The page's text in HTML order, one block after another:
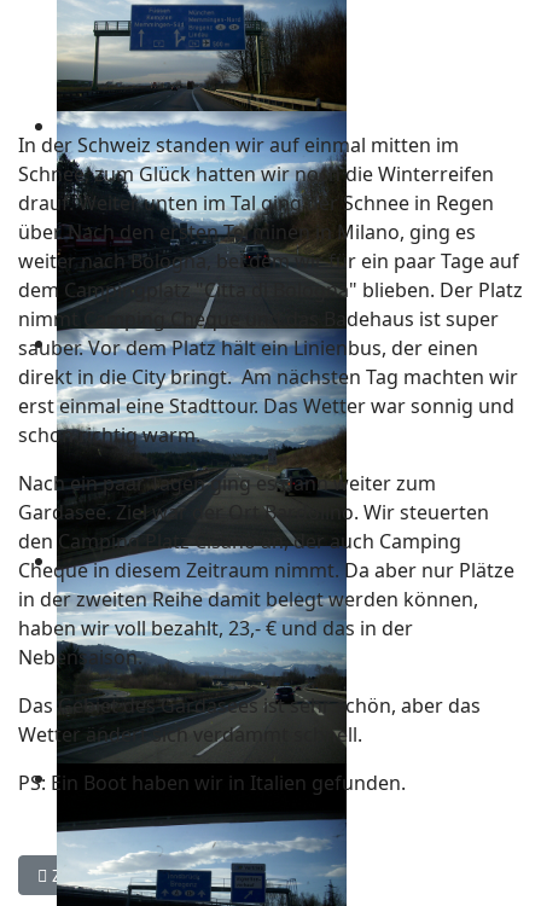
In der Schweiz standen wir auf einmal mitten im
Schnee, zum Glück hatten wir noch die Winterreifen
drauf. Weiter unten im Tal ging der Schnee in Regen
über. Nach den ersten Terminen in Milano, ging es
weiter nach Bologna, bei dem wir für ein paar Tage auf
dem Campingplatz "Citta di Bologna" blieben. Der Platz
nimmt Camping Cheque und das Badehaus ist super
sauber. Vor dem Platz hält ein Linienbus, der einen
direkt in die City bringt. Am nächsten Tag machten wir
erst einmal eine Stadttour. Das Wetter war sonnig und
schon richtig warm.
Nach ein paar Tagen ging es dann weiter zum
Gardasee. Ziel war der Ort Bardolino. Wir steuerten
den Camping Platz Cisano an, der auch Camping
Cheque in diesem Zeitraum nimmt. Da aber nur Plätze
in der zweiten Reihe damit belegt werden können,
haben wir voll bezahlt, 23,- € und das in der
Nebensaison.
Das Gebiet des Gardasees ist sehr schön, aber das
Wetter ändert sich verdammt schnell.
PS: Ein Boot haben wir in Italien gefunden.
Vorheriger Beitrag: Lago Maggiore 2010
Zurück